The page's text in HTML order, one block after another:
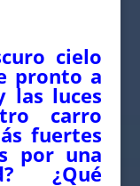
cielo
pronto a
las luces
carro
fuertes
por una
¿Qué